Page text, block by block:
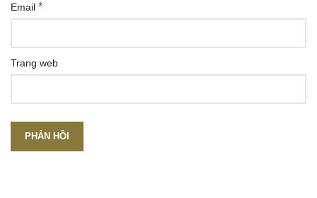
Email *
Trang web